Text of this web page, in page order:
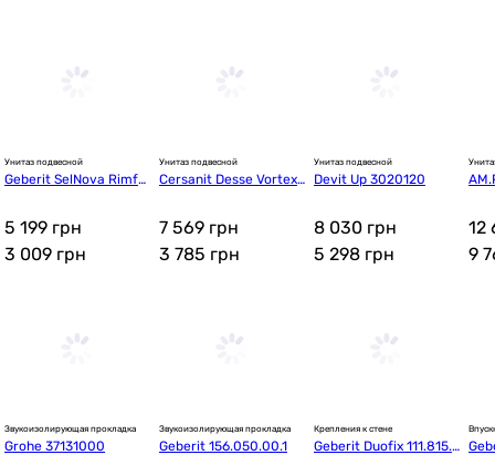
Унитаз подвесной
Geberit SelNova Rimfr
5 199 грн
3 009 грн
Унитаз подвесной
Cersanit Desse Vortex
енка
7 569 грн
3 785 грн
Унитаз подвесной
Devit Up 3020120
8 030 грн
5 298 грн
т
12
9
Звукоизолирующая прокладка
Grohe 37131000
Звукоизолирующая прокладка
Geberit 156.050.00.1
Крепления к стене
Geberit Duofix 111.815.